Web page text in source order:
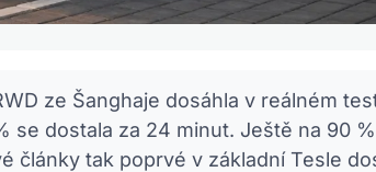
ze Šanghaje dosáhla v reálném
se dostala za 24 minut. Ještě na 90 %
články tak poprvé v základní Tesle